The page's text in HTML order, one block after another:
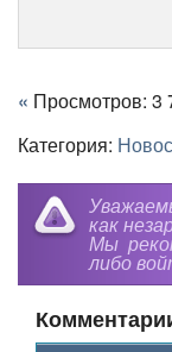
« Просмотров: 3
Категория:
как
Мы
либо